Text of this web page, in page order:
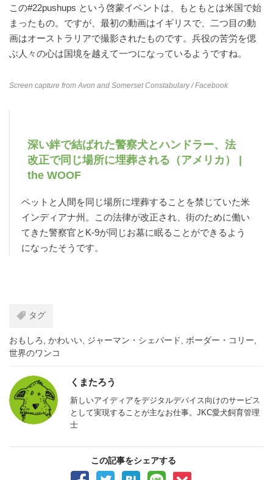
この#22pushups という啓蒙イベントは、もともとは米国で始
まったもの。ですが、最初の動画はイギリスで、二つ目の動
画はオーストラリアで撮影されたものです。兵役の苦労を偲
ぶ人々の心は国境を越えて一つになっているようですね。
Screen capture from Avon and Somerset Constabulary/ Facebook
深い絆で結ばれた警察犬とハンドラー、法
改正で同じ場所に埋葬される（アメリカ） |
the WOOF
ペットと人間を同じ場所に埋葬することを禁じていた米
インディアナ州。この法律が改正され、街のために働い
てきた警察官とK-9が同じお墓に眠ることができるよう
になったそうです。
タグ
おもしろ かわいい ジャーマン・シェパード ボーダー・コリー
世界のワンコ
くまたろう
新しいアイディアをデジタルデバイス向けのサービス
として実現することが主なお仕事。JKC愛犬飼育管理
士
この記事をシェアする